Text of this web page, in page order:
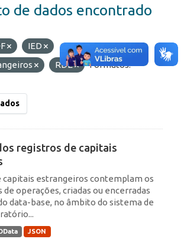
de dados encontrado
IED
RDE
Formatos:
registros de capitais
capitais estrangeiros contemplam os
operações, criadas ou encerradas
data-base, no âmbito do sistema de
JSON